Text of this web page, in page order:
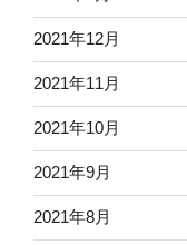
2021年12月
2021年11月
2021年10月
2021年9月
2021年8月